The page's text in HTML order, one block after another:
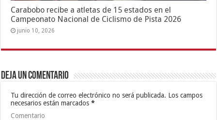
Carabobo recibe a atletas de 15 estados en el
Campeonato Nacional de Ciclismo de Pista 2026
junio 10, 2026
Deja un comentario
Tu dirección de correo electrónico no será publicada. Los campos
necesarios están marcados*
Comentario